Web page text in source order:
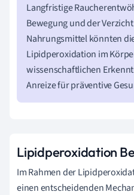
Langfristige
Bewegung und der
Nahrungsmittel könnten
Lipidperoxidation im
wissenschaftlichen
Anreize für präventive
Lipidperoxidation
Im Rahmen der
einen entscheidenden